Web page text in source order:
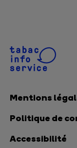
Mentions
Politique de
Accessibilité